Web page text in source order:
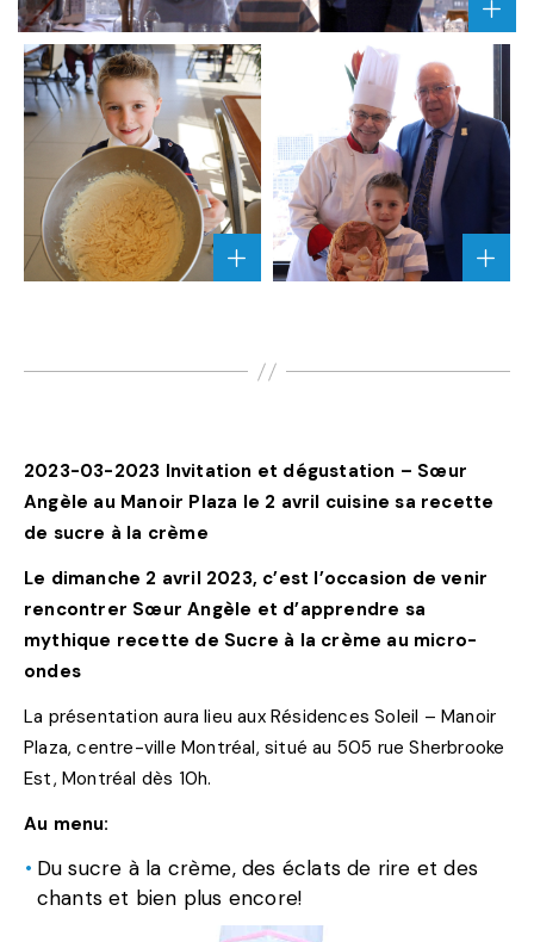
AGRANDIR
L'IMAGE
2023-03-2023 Invitation et dégustation – Sœur
Angèle au Manoir Plaza le 2 avril cuisine sa recette
de sucre à la crème
Le dimanche 2 avril 2023, c’est l’occasion de venir
rencontrer Sœur Angèle et d’apprendre sa
mythique recette de Sucre à la crème au micro-
ondes
La présentation aura lieu aux Résidences Soleil – Manoir
Plaza, centre-ville Montréal, situé au 505 rue Sherbrooke
Est, Montréal dès 10h.
Au menu:
Du sucre à la crème, des éclats de rire et des
chants et bien plus encore!